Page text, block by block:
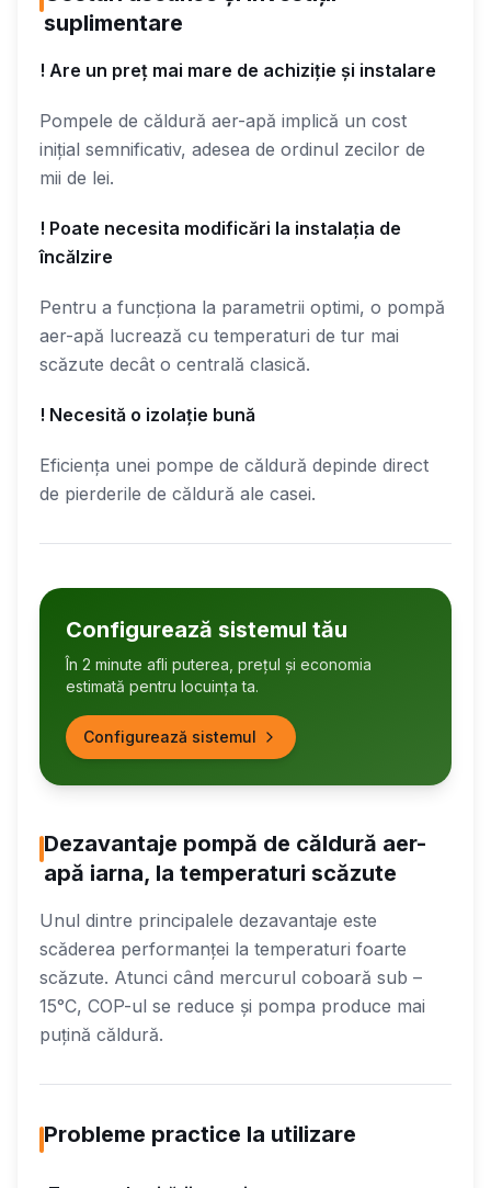
suplimentare
! Are un preț mai mare de achiziție și instalare
Pompele de căldură aer-apă implică un cost
inițial semnificativ, adesea de ordinul zecilor de
mii de lei.
! Poate necesita modificări la instalația de
încălzire
Pentru a funcționa la parametrii optimi, o pompă
aer-apă lucrează cu temperaturi de tur mai
scăzute decât o centrală clasică.
! Necesită o izolație bună
Eficiența unei pompe de căldură depinde direct
de pierderile de căldură ale casei.
Configurează sistemul tău
În 2 minute afli puterea, prețul și economia
estimată pentru locuința ta.
Configurează sistemul
Dezavantaje pompă de căldură aer-
apă iarna, la temperaturi scăzute
Unul dintre principalele dezavantaje este
scăderea performanței la temperaturi foarte
scăzute. Atunci când mercurul coboară sub –
15°C, COP-ul se reduce și pompa produce mai
puțină căldură.
Probleme practice la utilizare